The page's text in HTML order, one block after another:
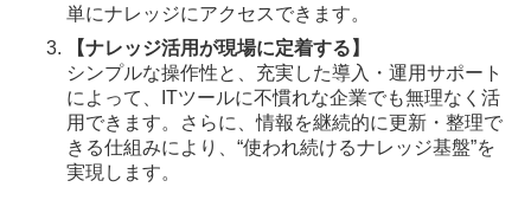
単にナレッジにアクセスできます。
【ナレッジ活用が現場に定着する】
シンプルな操作性と、充実した導入・運用サポート
によって、ITツールに不慣れな企業でも無理なく活
用できます。さらに、情報を継続的に更新・整理で
きる仕組みにより、“使われ続けるナレッジ基盤”を
実現します。